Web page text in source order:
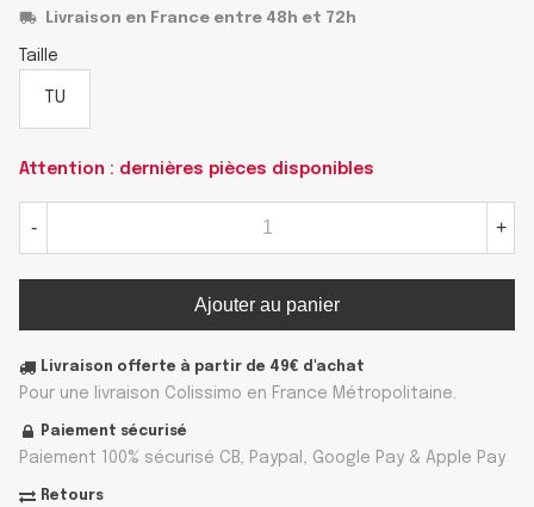
Livraison en France entre 48h et 72h
Taille
TU
Attention : dernières pièces disponibles
- +
Ajouter au panier
Livraison offerte à partir de 49€ d'achat
Pour une livraison Colissimo en France Métropolitaine.
Paiement sécurisé
Paiement 100% sécurisé CB, Paypal, Google Pay & Apple Pay
Retours